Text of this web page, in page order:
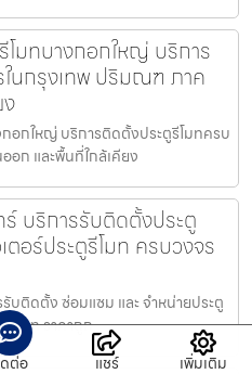
โมทบางกอกใหญ่ บริการ
นกรุงเทพ ปริมณฑ ภาค
อกใหญ่ บริการติดตั้งประตูรีโมทครบ
อก และพื้นที่ใกล้เคียง
ร์ บริการรับติดตั้งประตู
อร์ประตูรีโมท ครบวงจร
บติดตั้ง ซ่อมแซม และ จำหน่ายประตู
รีโมท ราคาถูก
ต่อ แชร์ เพิ่มเติม